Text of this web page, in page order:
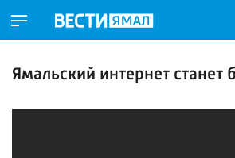
Ямальский интернет станет